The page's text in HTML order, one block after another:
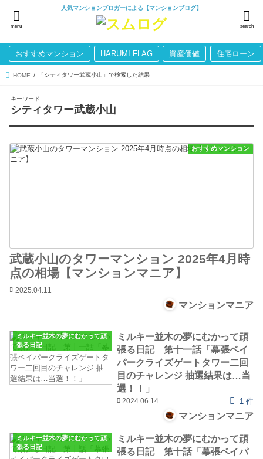
人気マンションブロガーによる【マンションブログ】
search
menu
おすすめマンション HARUMI FLAG 資産価値 住宅ローン
HOME 「シティタワー武蔵小山」で検索した結果
キーワード
シティタワー武蔵小山
おすすめマンション
武蔵小山のタワーマンション 2025年4月時
点の相場【マンションマニア】
2025.04.11
マンションマニア
ミルキー並木の夢にむかって頑
張る日記
ミルキー並木の夢にむかって頑
張る日記 第十一話「幕張ベイ
パークライズゲートタワー二回
目のチャレンジ 抽選結果は…当
選！！」
2024.06.14 1 件
マンションマニア
ミルキー並木の夢にむかって頑
張る日記
ミルキー並木の夢にむかって頑
張る日記 第十話「幕張ベイパ